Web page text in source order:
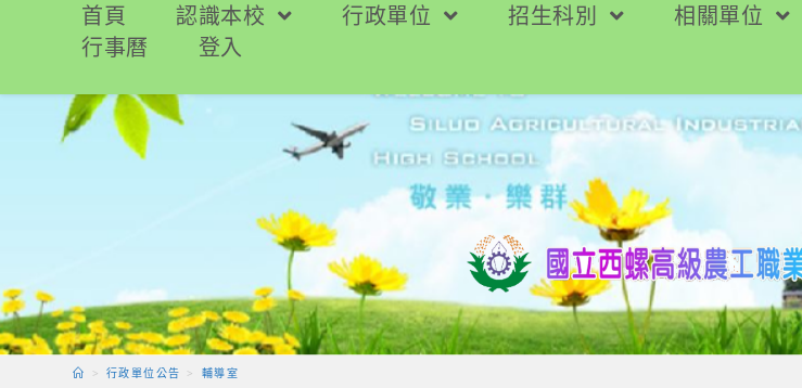
要
首頁 認識本校 行政單位 招生科別 相關單位
行事曆
登入
> 行政單位公告 > 輔導室